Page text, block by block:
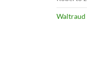
Waltraud